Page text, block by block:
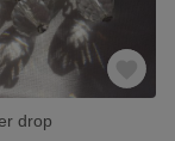
drop